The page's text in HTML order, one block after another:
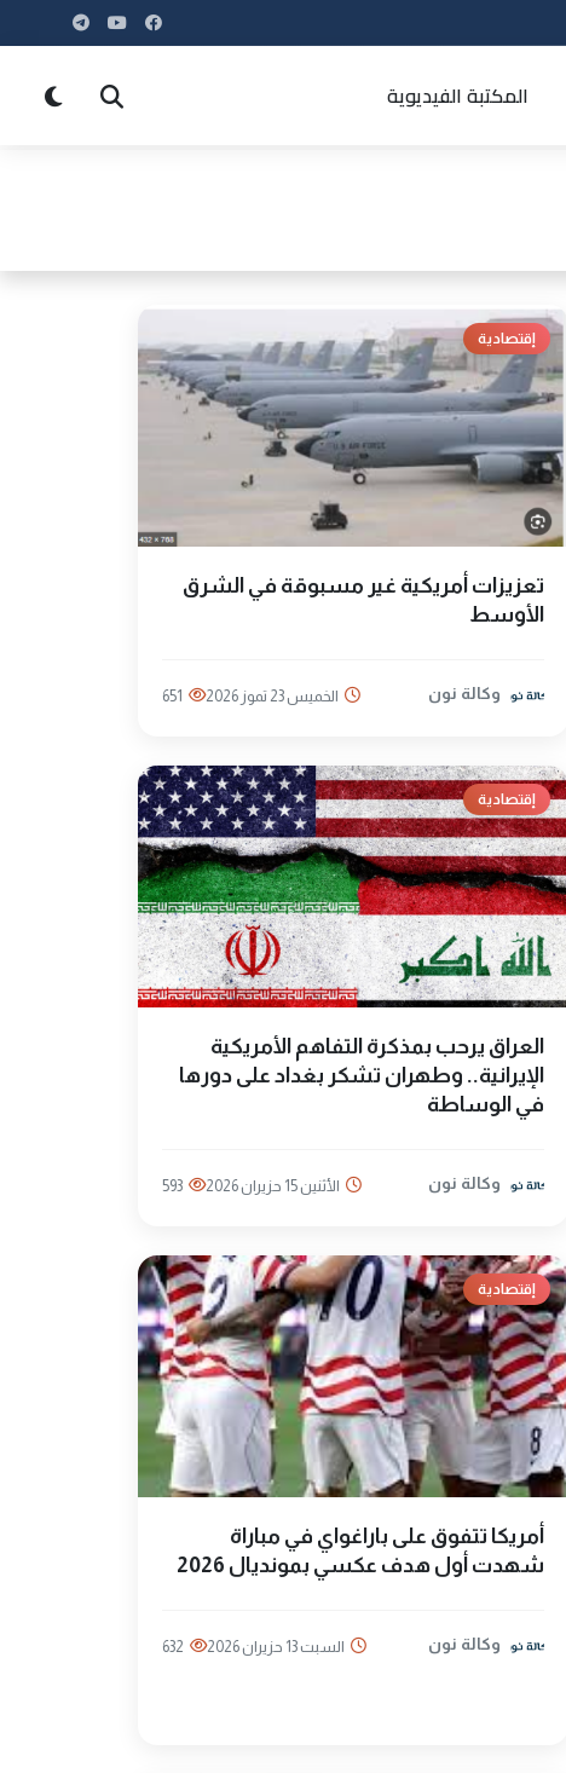
المكتبة الفيديوية
إقتصادية
تعزيزات أمريكية غير مسبوقة في الشرق
الأوسط
وكالة نون الخميس 23 تموز 2026 651
إقتصادية
العراق يرحب بمذكرة التفاهم الأمريكية
الإيرانية.. وطهران تشكر بغداد على دورها
في الوساطة
وكالة نون الأثنين 15 حزيران 2026 593
إقتصادية
أمريكا تتفوق على باراغواي في مباراة
شهدت أول هدف عكسي بمونديال 2026
وكالة نون السبت 13 حزيران 2026 632